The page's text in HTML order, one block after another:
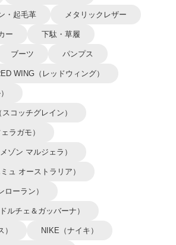
・起毛革 メタリックレザー
ー 下駄・草履
ブーツ パンプス
WING（レッドウィング）
コッチグレイン）
ラガモ）
ゾン マルジェラ）
ュ オーストラリア）
ーラン）
ルチェ＆ガッバーナ）
NIKE（ナイキ）